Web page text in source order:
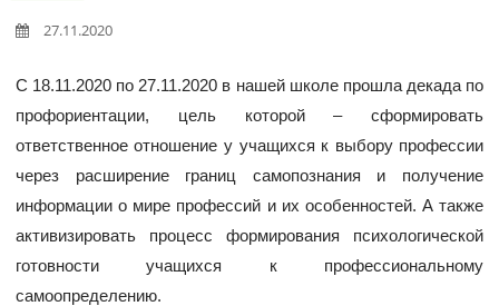
27.11.2020
С 18.11.2020 по 27.11.2020 в нашей школе прошла декада по
профориентации, цель которой – сформировать
ответственное отношение у учащихся к выбору профессии
через расширение границ самопознания и получение
информации о мире профессий и их особенностей. А также
активизировать процесс формирования психологической
готовности учащихся к профессиональному
самоопределению.